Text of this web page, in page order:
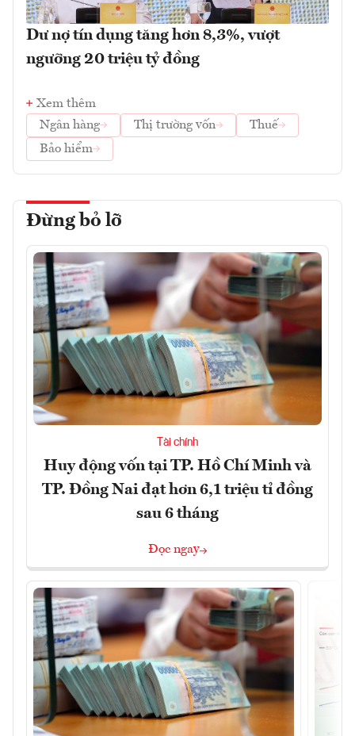
Dư nợ tín dụng tăng hơn 8,3%, vượt
ngưỡng 20 triệu tỷ đồng
Xem thêm
Ngân hàng
Thị trường vốn
Thuế
Bảo hiểm
Đừng bỏ lỡ
Tài chính
Huy động vốn tại TP. Hồ Chí Minh và
TP. Đồng Nai đạt hơn 6,1 triệu tỉ đồng
sau 6 tháng
Đọc ngay